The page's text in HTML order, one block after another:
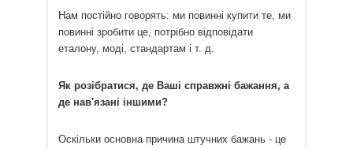
Нам постійно говорять: ми повинні купити те, ми
повинні зробити це, потрібно відповідати
еталону, моді, стандартам і т. д.
Як розібратися, де Ваші справжні бажання, а
де нав'язані іншими?
Оскільки основна причина штучних бажань - це